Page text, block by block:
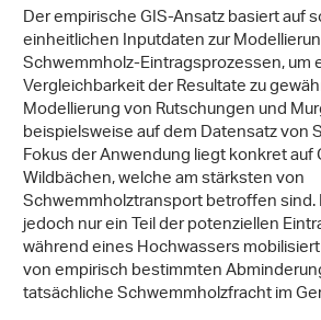
Der empirische GIS-Ansatz basiert auf
einheitlichen Inputdaten zur
Schwemmholz-Eintragsprozessen, um
Vergleichbarkeit der Resultate zu
Modellierung von Rutschungen und
beispielsweise auf dem Datensatz von
Fokus der Anwendung liegt konkret
Wildbächen, welche am stärksten von
Schwemmholztransport betroffen sind.
jedoch nur ein Teil der potenziellen
während eines Hochwassers
von empirisch bestimmten
tatsächliche Schwemmholzfracht im